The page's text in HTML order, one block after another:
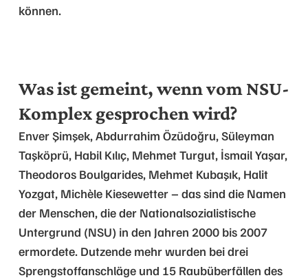
können.
Was ist gemeint, wenn vom NSU-
Komplex gesprochen wird?
Enver Şimşek, Abdurrahim Özüdoğru, Süleyman
Taşköprü, Habil Kılıç, Mehmet Turgut, İsmail Yaşar,
Theodoros Boulgarides, Mehmet Kubaşık, Halit
Yozgat, Michèle Kiesewetter – das sind die Namen
der Menschen, die der Nationalsozialistische
Untergrund (NSU) in den Jahren 2000 bis 2007
ermordete. Dutzende mehr wurden bei drei
Sprengstoffanschläge und 15 Raubüberfällen des